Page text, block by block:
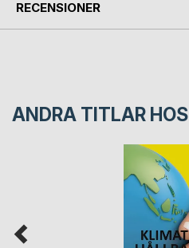
RECENSIONER
ANDRA TITLAR HOS